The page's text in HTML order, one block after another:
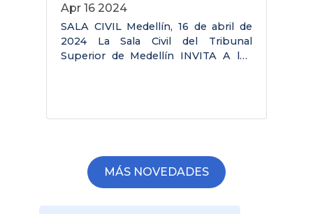
Apr 16 2024
SALA CIVIL Medellín, 16 de abril de
2024 La Sala Civil del Tribunal
Superior de Medellín INVITA A los
MÁS NOVEDADES